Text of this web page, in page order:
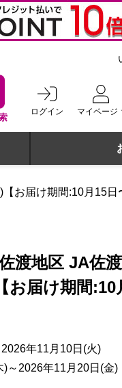
ログイン マイページ
お届け期間:10月15日
渡地区 JA佐
お届け期間:10
年11月10日(火)
～2026年11月20日(金)